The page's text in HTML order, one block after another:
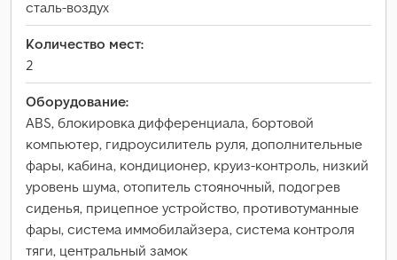
сталь-воздух
Количество мест:
2
Оборудование:
ABS, блокировка дифференциала, бортовой
компьютер, гидроусилитель руля, дополнительные
фары, кабина, кондиционер, круиз-контроль, низкий
уровень шума, отопитель стояночный, подогрев
сиденья, прицепное устройство, противотуманные
фары, система иммобилайзера, система контроля
тяги, центральный замок